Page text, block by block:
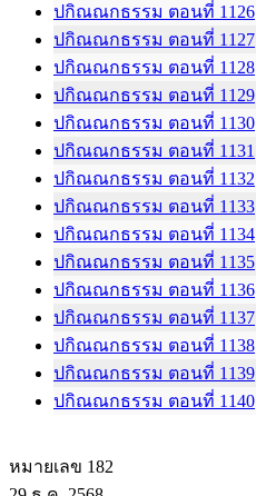
ปกิณณกธรรม ตอนที่ 1126
ปกิณณกธรรม ตอนที่ 1127
ปกิณณกธรรม ตอนที่ 1128
ปกิณณกธรรม ตอนที่ 1129
ปกิณณกธรรม ตอนที่ 1130
ปกิณณกธรรม ตอนที่ 1131
ปกิณณกธรรม ตอนที่ 1132
ปกิณณกธรรม ตอนที่ 1133
ปกิณณกธรรม ตอนที่ 1134
ปกิณณกธรรม ตอนที่ 1135
ปกิณณกธรรม ตอนที่ 1136
ปกิณณกธรรม ตอนที่ 1137
ปกิณณกธรรม ตอนที่ 1138
ปกิณณกธรรม ตอนที่ 1139
ปกิณณกธรรม ตอนที่ 1140
หมายเลข 182